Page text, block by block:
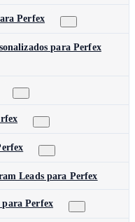
Perfex
para Perfex
Leads para Perfex
Perfex